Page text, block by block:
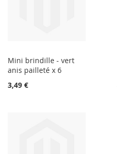
Mini brindille - vert
anis pailleté x 6
3,49 €